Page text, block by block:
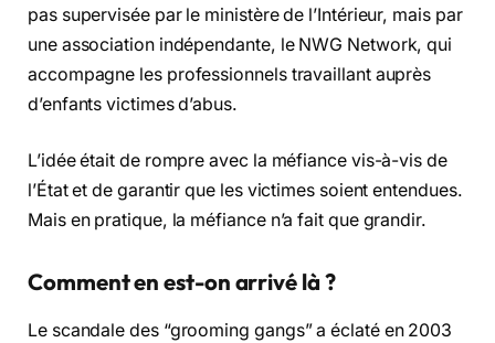
pas supervisée par le ministère de l’Intérieur, mais par
une association indépendante, le NWG Network, qui
accompagne les professionnels travaillant auprès
d’enfants victimes d’abus.
L’idée était de rompre avec la méfiance vis-à-vis de
l’État et de garantir que les victimes soient entendues.
Mais en pratique, la méfiance n’a fait que grandir.
Comment en est-on arrivé là ?
Le scandale des “grooming gangs” a éclaté en 2003